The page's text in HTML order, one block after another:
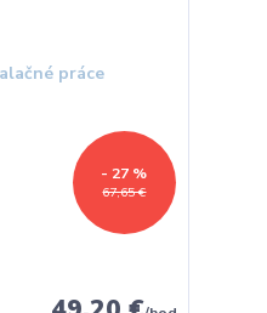
67,65 €
- 27 %